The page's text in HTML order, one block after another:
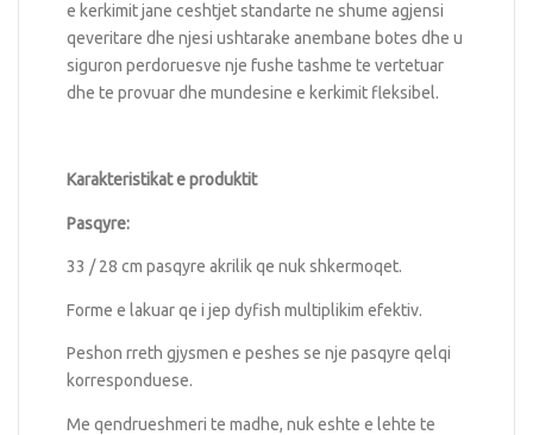
e kerkimit jane ceshtjet standarte ne shume agjensi
qeveritare dhe njesi ushtarake anembane botes dhe u
siguron perdoruesve nje fushe tashme te vertetuar
dhe te provuar dhe mundesine e kerkimit fleksibel.
Karakteristikat e produktit
Pasqyre:
33 / 28 cm pasqyre akrilik qe nuk shkermoqet.
Forme e lakuar qe i jep dyfish multiplikim efektiv.
Peshon rreth gjysmen e peshes se nje pasqyre qelqi
korresponduese.
Me qendrueshmeri te madhe, nuk eshte e lehte te